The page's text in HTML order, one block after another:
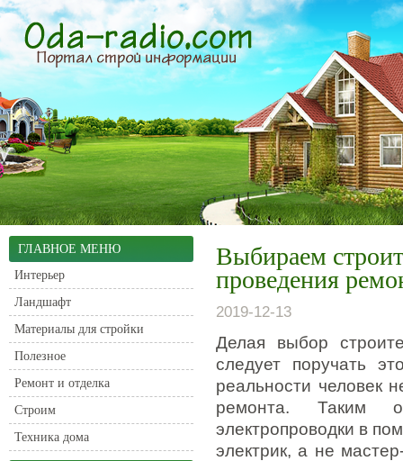
ГЛАВНОЕ МЕНЮ
Интерьер
Ландшафт
Материалы для стройки
Полезное
Ремонт и отделка
Строим
Техника дома
Выбираем
проведения
2019-12-13
Делая выбор
следует поручать
реальности человек
ремонта. Таким
электропроводки в
электрик, а не